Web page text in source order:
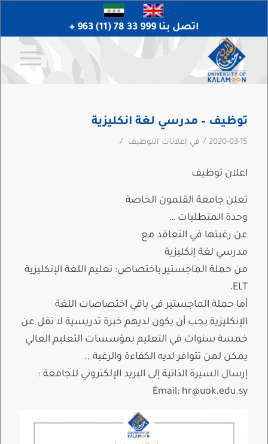
اتصل بنا 999 33 78 (11) 963 +
توظيف – مدرسي لغة انكليزية
2020-03-15
/ في إعلانات التوظيف /
اعلان توظيف
تعلن جامعة القلمون الخاصة
وحدة المتطلبات …
عن رغبتها في التعاقد مع
مدرسي لغة إنكليزية
من حملة الماجستير باختصاص: تعليم اللغة الإنكليزية
ELT،
أما حملة الماجستير في باقي اختصاصات اللغة
الإنكليزية يجب أن يكون لديهم خبرة تدريسية لا تقل عن
خمسة سنوات في التعليم بمؤسسات التعليم العالي
يمكن لمن تتوافر لديه الكفاءة والرغبة ..
إرسال السيرة الذاتية إلى البريد الإلكتروني للجامعة :
Email: hr@uok.edu.sy